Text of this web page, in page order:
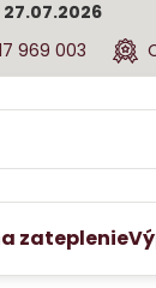
969 003
zateplenie